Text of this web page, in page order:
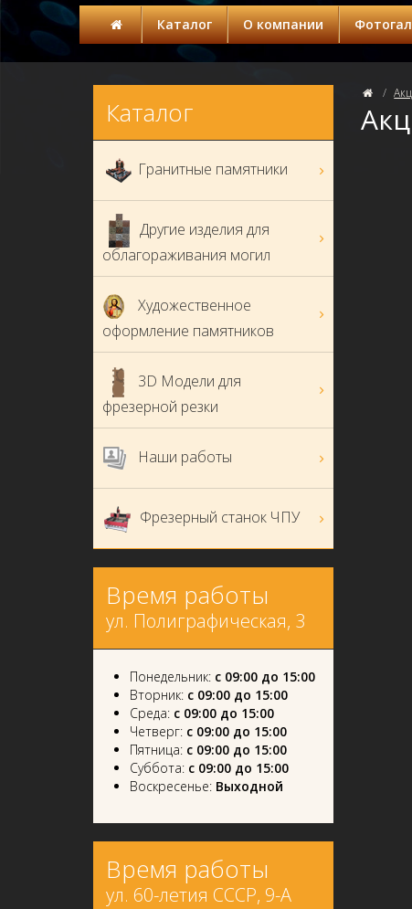
Каталог О компании
Каталог
Гранитные памятники
Другие изделия для
облагораживания могил
Художественное
оформление памятников
3D Модели для
фрезерной резки
Наши работы
Фрезерный станок ЧПУ
Время работы
ул. Полиграфическая, 3
Понедельник: с 09:00 до 15:00
Вторник: с 09:00 до 15:00
Среда: с 09:00 до 15:00
Четверг: с 09:00 до 15:00
Пятница: с 09:00 до 15:00
Суббота: с 09:00 до 15:00
Воскресенье: Выходной
Время работы
ул. 60-летия СССР, 9-А